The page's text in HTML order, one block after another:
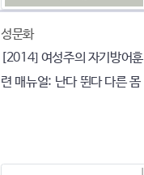
성문화
[2014] 여성주의 자기방어훈
련 매뉴얼: 난다 뛴다 다른 몸